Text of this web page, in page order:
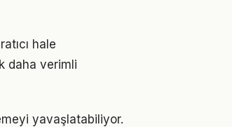
hale
daha verimli
yavaşlatabiliyor.